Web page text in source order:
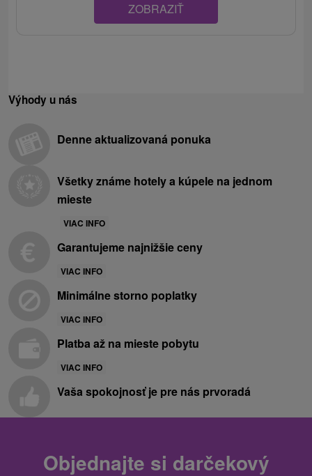
ZOBRAZIŤ
Výhody u nás
Denne aktualizovaná ponuka
Všetky známe hotely a kúpele na jednom
mieste
VIAC INFO
Garantujeme najnižšie ceny
VIAC INFO
Minimálne storno poplatky
VIAC INFO
Platba až na mieste pobytu
VIAC INFO
Vaša spokojnosť je pre nás prvoradá
Objednajte si darčekový